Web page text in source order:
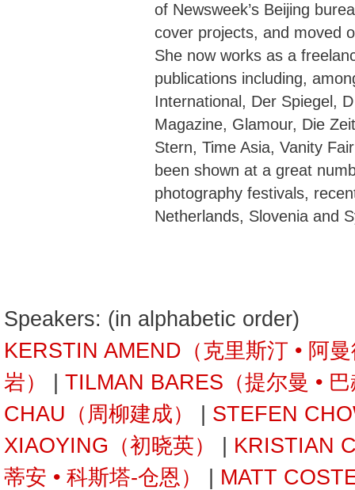
of Newsweek’s Beijing
cover projects, and moved
She now works as a
publications including,
International, Der Spiegel,
Magazine, Glamour, Die
Stern, Time Asia, Vanity
been shown at a great
photography festivals,
Netherlands, Slovenia and
Speakers: (in alphabetic order)
KERSTIN AMEND（克里斯汀 • 阿
岩）
TILMAN BARES（提尔曼 •
CHAU（周柳建成）
STEFEN
XIAOYING（初晓英）
KRISTIAN
蒂安 • 科斯塔-仓恩）
MATT